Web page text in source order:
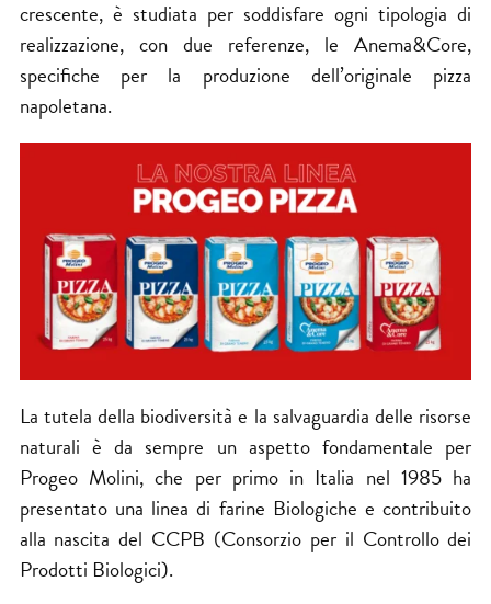
crescente, è studiata per soddisfare ogni tipologia di
realizzazione, con due referenze, le Anema&Core,
specifiche per la produzione dell’originale pizza
napoletana.
La tutela della biodiversità e la salvaguardia delle risorse
naturali è da sempre un aspetto fondamentale per
Progeo Molini, che per primo in Italia nel 1985 ha
presentato una linea di farine Biologiche e contribuito
alla nascita del CCPB (Consorzio per il Controllo dei
Prodotti Biologici).